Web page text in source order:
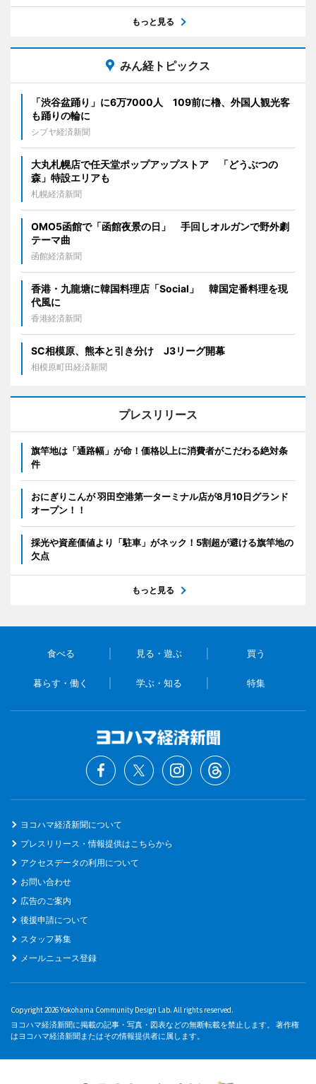
もっと見る
みん経トピックス
「渋谷盆踊り」に6万7000人 109前に櫓、外国人観光客
も踊りの輪に
シブヤ経済新聞
大丸札幌店で任天堂ポップアップストア 「どうぶつの
森」特設エリアも
札幌経済新聞
OMO5函館で「函館夜景の日」 手回しオルガンで野外劇
テーマ曲
函館経済新聞
香港・九龍塘に韓国料理店「Social」 韓国定番料理を現
代風に
香港経済新聞
SC相模原、熊本と引き分け J3リーグ開幕
相模原町田経済新聞
プレスリリース
旗竿地は「通路幅」が命！価格以上に消費者がこだわる絶対条
件
おにぎりこんが 羽田空港第一ターミナル店が8月10日グランド
オープン！！
採光や資産価値より「駐車」がネック！5割超が避ける旗竿地の
欠点
もっと見る
食べる 見る・遊ぶ 買う
暮らす・働く 学ぶ・知る 特集
ヨコハマ経済新聞について
プレスリリース・情報提供はこちらから
アクセスデータの利用について
お問い合わせ
広告のご案内
後援申請について
スタッフ募集
メールニュース登録
Copyright 2026 Yokohama Community Design Lab. All rights reserved.
ヨコハマ経済新聞に掲載の記事・写真・図表などの無断転載を禁止します。 著作権
はヨコハマ経済新聞またはその情報提供者に属します。